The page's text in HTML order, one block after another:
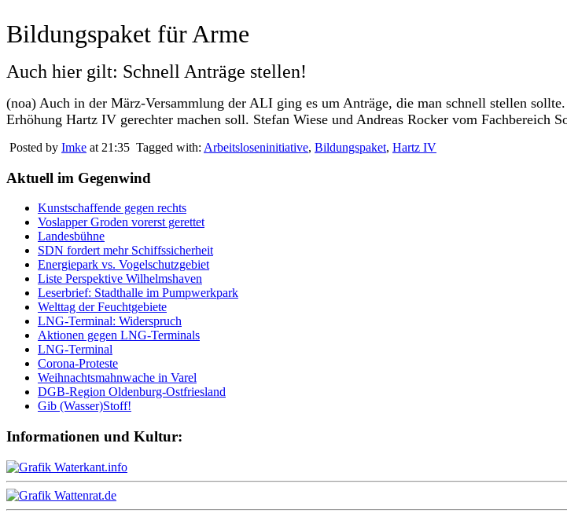
Bildungspaket für Arme
Auch hier gilt: Schnell Anträge stellen!
(noa) Auch in der März-Versammlung der ALI ging es um Anträge, die man schnell stellen
Erhöhung Hartz IV gerechter machen soll. Stefan Wiese und Andreas Rocker vom Fachbereich
Posted by Imke at 21:35 Tagged with: Arbeitsloseninitiative, Bildungspaket, Hartz IV
Aktuell im Gegenwind
Kunstschaffende gegen rechts
Voslapper Groden vorerst gerettet
Landesbühne
SDN fordert mehr Schiffssicherheit
Energiepark vs. Vogelschutzgebiet
Liste Perspektive Wilhelmshaven
Leserbrief: Stadthalle im Pumpwerkpark
Welttag der Feuchtgebiete
LNG-Terminal: Widerspruch
Aktionen gegen LNG-Terminals
LNG-Terminal
Corona-Proteste
Weihnachtsmahnwache in Varel
DGB-Region Oldenburg-Ostfriesland
Gib (Wasser)Stoff!
Informationen und Kultur: